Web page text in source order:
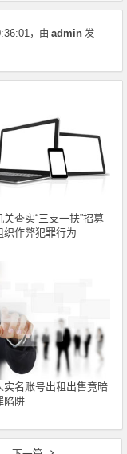
，由admin 发
查实“三支一扶”招募
织作弊犯罪行为
实名账号出租出售竟暗
陷阱